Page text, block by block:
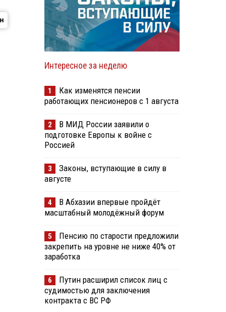
Интересное за неделю
1
Как изменятся пенсии
работающих пенсионеров с 1 августа
2
В МИД России заявили о
подготовке Европы к войне с
Россией
3
Законы, вступающие в силу в
августе
4
В Абхазии впервые пройдёт
масштабный молодёжный форум
5
Пенсию по старости предложили
закрепить на уровне не ниже 40% от
заработка
6
Путин расширил список лиц с
судимостью для заключения
контракта с ВС РФ